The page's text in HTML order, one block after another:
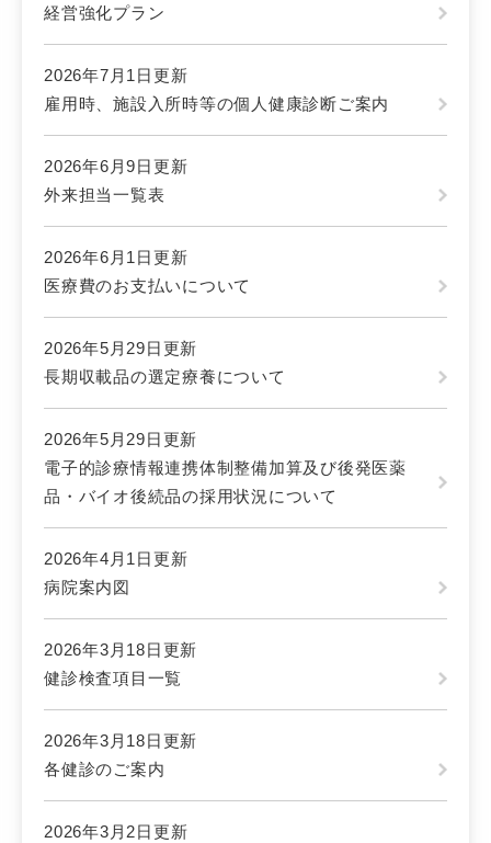
経営強化プラン
2026年7月1日更新
雇用時、施設入所時等の個人健康診断ご案内
2026年6月9日更新
外来担当一覧表
2026年6月1日更新
医療費のお支払いについて
2026年5月29日更新
長期収載品の選定療養について
2026年5月29日更新
電子的診療情報連携体制整備加算及び後発医薬
品・バイオ後続品の採用状況について
2026年4月1日更新
病院案内図
2026年3月18日更新
健診検査項目一覧
2026年3月18日更新
各健診のご案内
2026年3月2日更新